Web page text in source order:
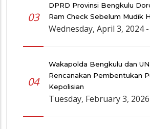
03
DPRD Provinsi Bengkulu
Ram Check Sebelum Mudik
Wednesday, April 3, 2024 -
04
Wakapolda Bengkulu dan
Rencanakan Pembentukan
Kepolisian
Tuesday, February 3,